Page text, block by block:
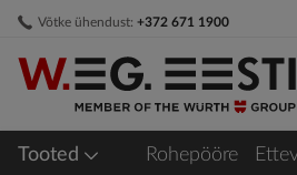
Võtke ühendust: +372 671 1900
Skip
Content
Tooted Rohepööre